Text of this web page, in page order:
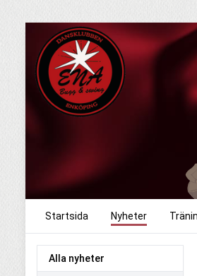
Startsida Nyheter
Alla nyheter